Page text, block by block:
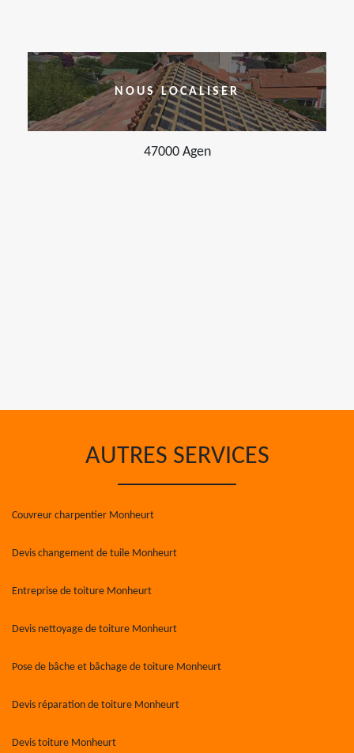
NOUS LOCALISER
47000 Agen
AUTRES SERVICES
Couvreur charpentier Monheurt
Devis changement de tuile Monheurt
Entreprise de toiture Monheurt
Devis nettoyage de toiture Monheurt
Pose de bâche et bâchage de toiture Monheurt
Devis réparation de toiture Monheurt
Devis toiture Monheurt